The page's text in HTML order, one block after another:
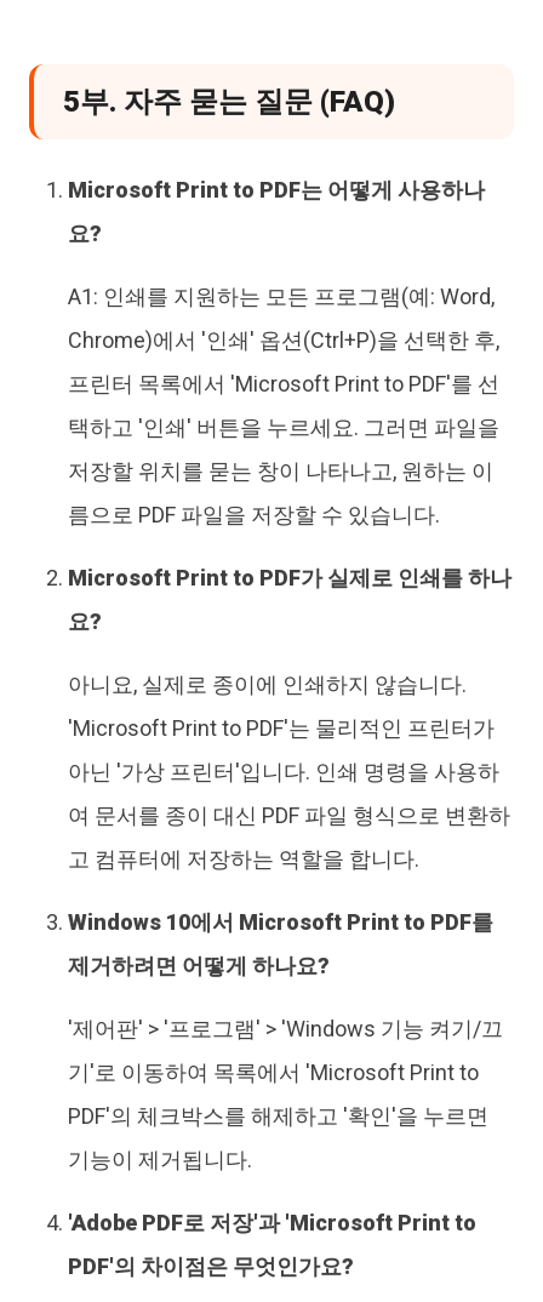
5부. 자주 묻는 질문 (FAQ)
Microsoft Print to PDF는 어떻게 사용하나
요?
A1: 인쇄를 지원하는 모든 프로그램(예: Word,
Chrome)에서 '인쇄' 옵션(Ctrl+P)을 선택한 후,
프린터 목록에서 'Microsoft Print to PDF'를 선
택하고 '인쇄' 버튼을 누르세요. 그러면 파일을
저장할 위치를 묻는 창이 나타나고, 원하는 이
름으로 PDF 파일을 저장할 수 있습니다.
Microsoft Print to PDF가 실제로 인쇄를 하나
요?
아니요, 실제로 종이에 인쇄하지 않습니다.
'Microsoft Print to PDF'는 물리적인 프린터가
아닌 '가상 프린터'입니다. 인쇄 명령을 사용하
여 문서를 종이 대신 PDF 파일 형식으로 변환하
고 컴퓨터에 저장하는 역할을 합니다.
Windows 10에서 Microsoft Print to PDF를
제거하려면 어떻게 하나요?
'제어판' > '프로그램' > 'Windows 기능 켜기/끄
기'로 이동하여 목록에서 'Microsoft Print to
PDF'의 체크박스를 해제하고 '확인'을 누르면
기능이 제거됩니다.
'Adobe PDF로 저장'과 'Microsoft Print to
PDF'의 차이점은 무엇인가요?